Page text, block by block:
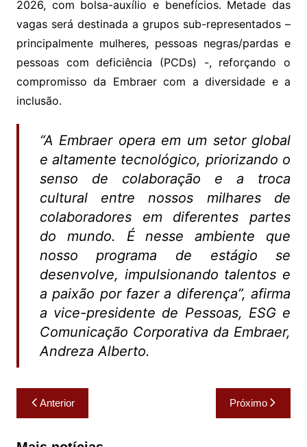
2026, com bolsa-auxílio e benefícios. Metade das
vagas será destinada a grupos sub-representados –
principalmente mulheres, pessoas negras/pardas e
pessoas com deficiência (PCDs) -, reforçando o
compromisso da Embraer com a diversidade e a
inclusão.
“A Embraer opera em um setor global
e altamente tecnológico, priorizando o
senso de colaboração e a troca
cultural entre nossos milhares de
colaboradores em diferentes partes
do mundo. É nesse ambiente que
nosso programa de estágio se
desenvolve, impulsionando talentos e
a paixão por fazer a diferença”, afirma
a vice-presidente de Pessoas, ESG e
Comunicação Corporativa da Embraer,
Andreza Alberto.
Navegação
de
Post
Anterior Próximo